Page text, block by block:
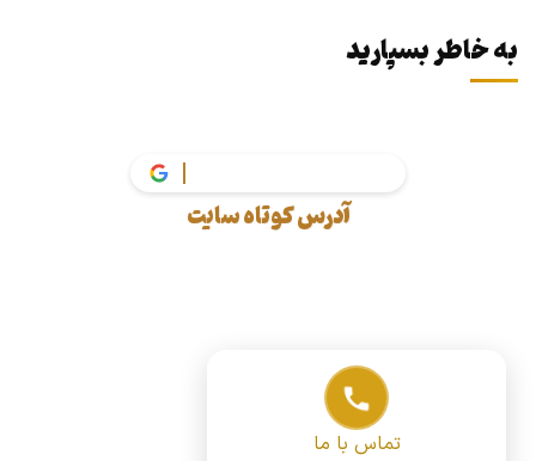
به خاطر بسپارید
آدرس کوتاه سایت
تماس با ما